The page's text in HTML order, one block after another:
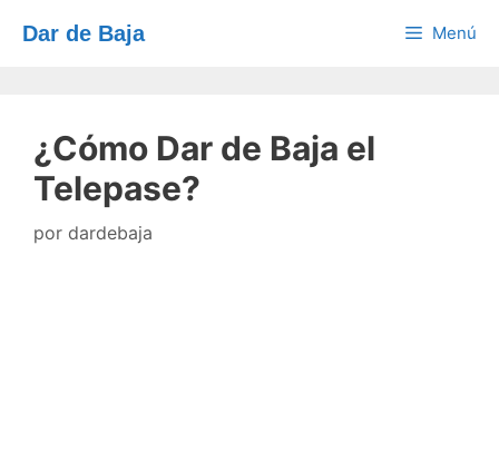
Dar de Baja Menú
¿Cómo Dar de Baja el
Telepase?
por dardebaja